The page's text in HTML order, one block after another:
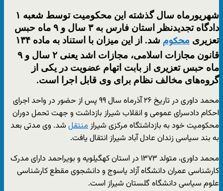
شهریورماه سال گذشته این محکومیت توسط شعبه ۱
دادگاه تجدیدنظر استان فارس به ۳ سال و ۹ ماه حبس
تعزیری محکوم
شد. از این میزان با استناد به ماده ۱۳۴
قانون مجازات اسلامی، مجازات اشد یعنی ۲ سال و ۹
ماه حبس تعزیری از بابت اتهام عضویت در یکی از
گروه‌های مخالف نظام برای وی قابل اجرا است.
محمد داوری در تاریخ ۲۶ آذرماه سال ۹۹ پس از حضور در واحد اجرای
احکام دادسرای عمومی و انقلاب شیراز بازداشت و جهت تحمل دوران
محکومیت خود به بازداشتگاه مرکزی شیرازمنتقل شد. وی مدتی بعد
به بند سیاسی زندان عادل آباد شیراز انتقال یافت.
محمد داوری، متولد ۱۳۷۳ در استان کهگیلویه و بویراحمد دارای مدرک
کارشناسی عمران دانشگاه آزاد یاسوج و دانشجوی مقطع کارشناسی
علوم سیاسی دانشگاه گلستان شیراز است.